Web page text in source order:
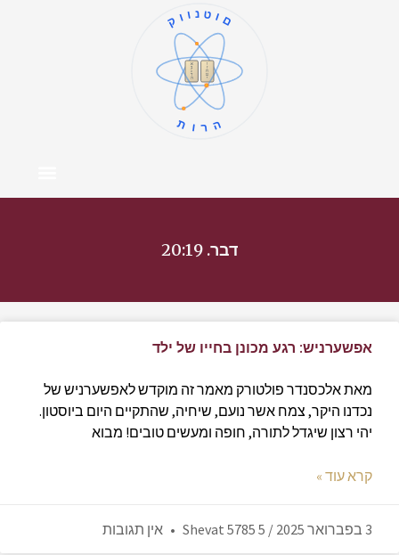
א
ב
ג
ד
ה
ו
ז
ח
ט
י
קוונטום
תורה
דבר. 20:19
אפשערניש: רגע מכונן בחייו של ילד
מאת אלכסנדר פולטורק מאמר זה מוקדש לאפשערניש של
נכדנו היקר, צמח אשר נועם, שיחיה, שהתקיים היום ביוסטון.
יהי רצון שיגדל לתורה, חופה ומעשים טובים! מבוא
קרא עוד »
3 בפברואר 2025 / 5 Shevat 5785 אין תגובות